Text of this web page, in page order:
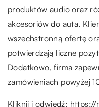
produktów audio oraz
akcesoriów do auta.
wszechstronną ofertę
potwierdzają liczne
Dodatkowo, firma
zamówieniach powyżej
Kliknij i odwiedź: https://